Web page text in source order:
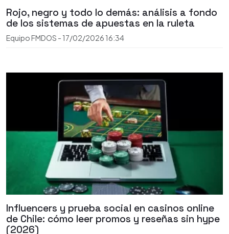
Rojo, negro y todo lo demás: análisis a fondo
de los sistemas de apuestas en la ruleta
Equipo FMDOS - 17/02/2026 16:34
Influencers y prueba social en casinos online
de Chile: cómo leer promos y reseñas sin hype
(2026)